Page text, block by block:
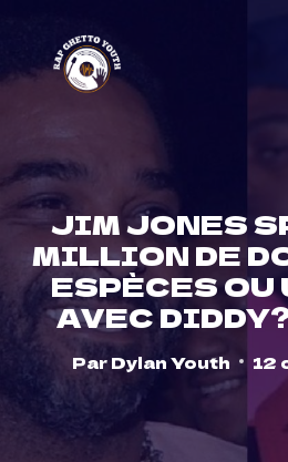
content
JIM JONES
MILLION DE
ESPÈCES OU
AVEC
ParDylan Youth 12